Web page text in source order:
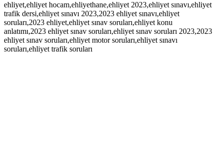
ehliyet,ehliyet hocam,ehliyethane,ehliyet 2023,ehliyet sınavı,ehliyet
trafik dersi,ehliyet sınavı 2023,2023 ehliyet sınavı,ehliyet
soruları,2023 ehliyet,ehliyet sınav soruları,ehliyet konu
anlatımı,2023 ehliyet sınav soruları,ehliyet sınav soruları 2023,2023
ehliyet sınav soruları,ehliyet motor soruları,ehliyet sınavı
soruları,ehliyet trafik soruları